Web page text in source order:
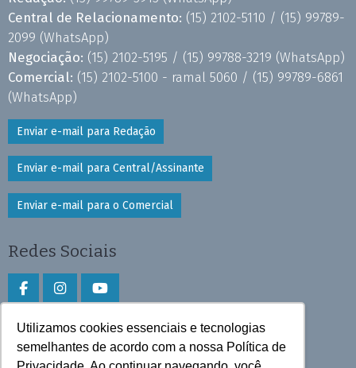
Utilizamos cookies essenciais e tecnologias
semelhantes de acordo com a nossa Política de
Central de Relacionamento: (15) 2102-5110 / (15) 99789-
2099 (WhatsApp)
Negociação: (15) 2102-5195 / (15) 99788-3219 (WhatsApp)
Comercial: (15) 2102-5100 - ramal 5060 / (15) 99789-6861
(WhatsApp)
Enviar e-mail para Redação
Enviar e-mail para Central/Assinante
Enviar e-mail para o Comercial
Redes Sociais
Faça download do aplicativo